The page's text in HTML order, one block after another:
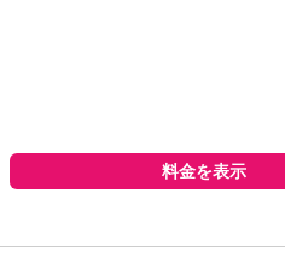
料金を表示